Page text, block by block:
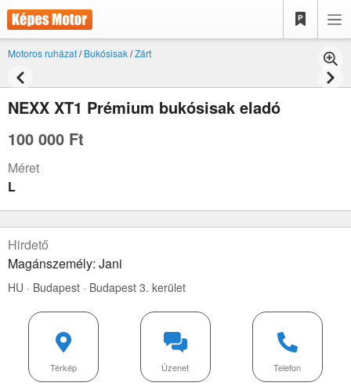
Motoros ruházat/Bukósisak/Zárt
NEXX XT1 Prémium bukósisak eladó
100 000 Ft
Méret
L
Hirdető
Magánszemély: Jani
HU · Budapest · Budapest 3. kerület
Telefon
Üzenet
Térkép